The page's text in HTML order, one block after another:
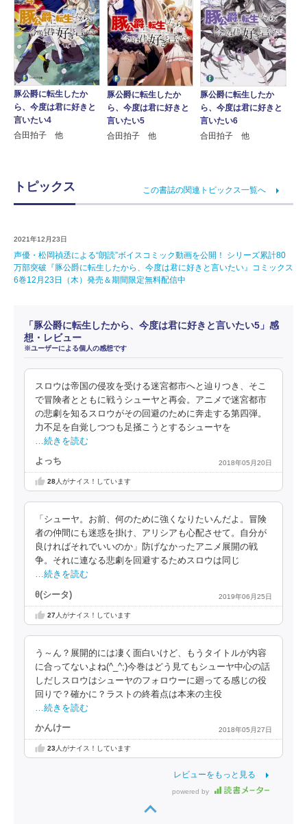
豚公爵に転生したか
ら、今度は君に好きと
言いたい4
合田拍子 他
豚公爵に転生したか
ら、今度は君に好きと
言いたい5
合田拍子 他
豚公爵に転生したか
ら、今度は君に好きと
言いたい6
合田拍子 他
トピックス この書誌の関連トピックス一覧へ
2021年12月23日
声優・松岡禎丞による“朗読”ボイスコミック動画を公開！ シリーズ累計80
万部突破『豚公爵に転生したから、今度は君に好きと言いたい』コミックス
6巻12月23日（木）発売＆期間限定無料配信中
「豚公爵に転生したから、今度は君に好きと言いたい5」感
想・レビュー
※ユーザーによる個人の感想です
スロウは帝国の侵攻を受ける迷宮都市へと辿りつき、そこ
で冒険者とともに戦うシューヤと再会。アニメで迷宮都市
の悲劇を知るスロウがその回避のために奔走する第四弾。
力不足を自覚しつつも足掻こうとするシューヤを
…続きを読む
よっち 2018年05月20日
28人がナイス！しています
「シューヤ。お前、何のために強くなりたいんだよ。冒険
者の仲間にも迷惑を掛け、アリシアも心配させて。自分が
良ければそれでいいのか」防げなかったアニメ展開の戦
争。それに連なる悲劇を回避するためスロウは同じ
…続きを読む
θ(シータ) 2019年06月25日
27人がナイス！しています
う～ん？展開的には凄く面白いけど、もうタイトルが内容
に合ってないよね(^_^;)今巻はどう見てもシューヤ中心の話
しだしスロウはシューヤのフォロウーに廻ってる感じの役
回りで？確かに？ラストの終着点は本来の主役
…続きを読む
かんけー 2018年05月27日
23人がナイス！しています
レビューをもっと見る
powered by